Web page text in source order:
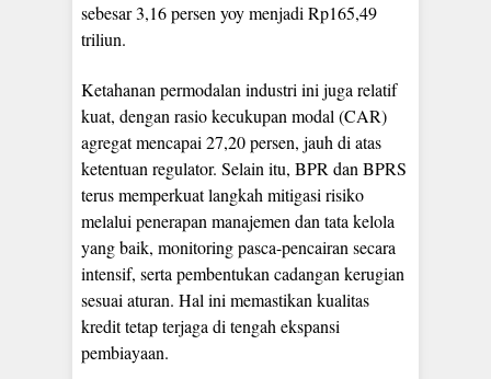
sebesar 3,16 persen yoy menjadi Rp165,49
triliun.
Ketahanan permodalan industri ini juga relatif
kuat, dengan rasio kecukupan modal (CAR)
agregat mencapai 27,20 persen, jauh di atas
ketentuan regulator. Selain itu, BPR dan BPRS
terus memperkuat langkah mitigasi risiko
melalui penerapan manajemen dan tata kelola
yang baik, monitoring pasca-pencairan secara
intensif, serta pembentukan cadangan kerugian
sesuai aturan. Hal ini memastikan kualitas
kredit tetap terjaga di tengah ekspansi
pembiayaan.